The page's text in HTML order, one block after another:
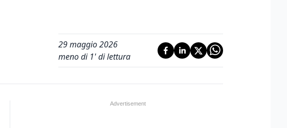
29 maggio 2026
meno di 1' di lettura